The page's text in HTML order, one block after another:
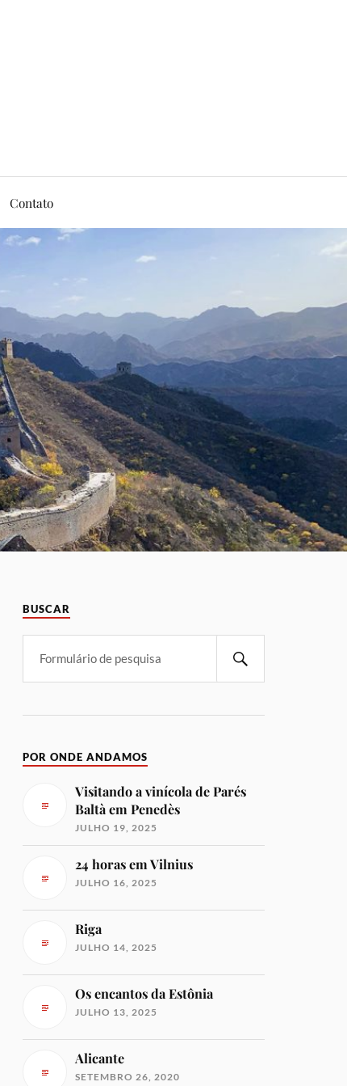
Contato
BUSCAR
POR ONDE ANDAMOS
Visitando a vinícola de Parés
Baltà em Penedès
JULHO 19, 2025
24 horas em Vilnius
JULHO 16, 2025
Riga
JULHO 14, 2025
Os encantos da Estônia
JULHO 13, 2025
Alicante
SETEMBRO 26, 2020